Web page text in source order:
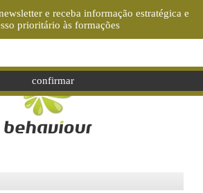
e receba informação estratégica e
prioritário às formações